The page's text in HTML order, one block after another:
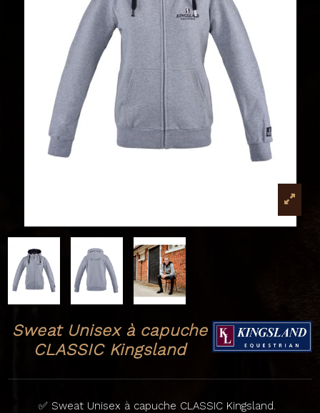
Sweat Unisex à capuche
CLASSIC Kingsland
✅ Sweat Unisex à capuche CLASSIC Kingsland.